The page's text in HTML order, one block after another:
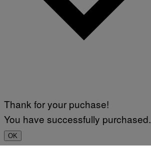
Thank for your puchase!
You have successfully purchased.
OK